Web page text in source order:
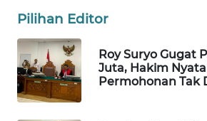
Pilihan Editor
Roy Suryo Gugat
Juta, Hakim
Permohonan Tak
WAHANA
OTOMOTIF
WAHANA